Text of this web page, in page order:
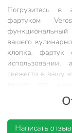
Погрузитесь в
фартуком
функциональный
вашего
хлопка, фартук
свежести в вашу
качество и
Написать отзыв